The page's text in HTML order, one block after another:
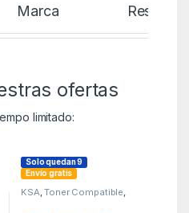
Marca Reseñas
ofertas
limitado:
Solo quedan 9
Envío gratis
KSA,Toner Compatible,
Toner Compatible Brother